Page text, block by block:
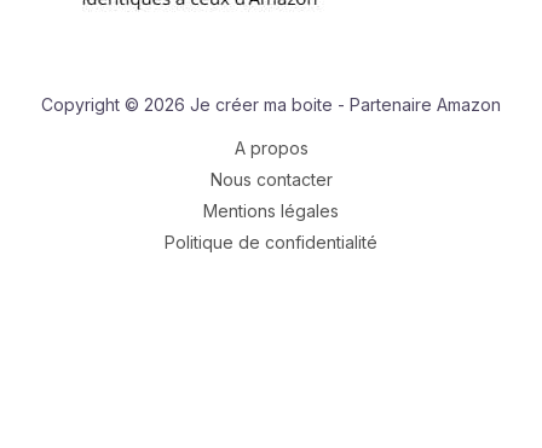
Copyright © 2026 Je créer ma boite - Partenaire Amazon
A propos
Nous contacter
Mentions légales
Politique de confidentialité